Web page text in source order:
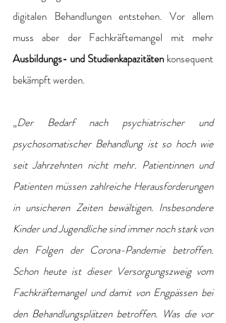
digitalen Behandlungen entstehen. Vor allem
Ausbildungs- und Studienkapazitäten konsequent
bekämpft werden.
„Der Bedarf nach psychiatrischer und
psychosomatischer Behandlung ist so hoch wie
seit Jahrzehnten nicht mehr. Patientinnen und
Patienten müssen zahlreiche Herausforderungen
in unsicheren Zeiten bewältigen. Insbesondere
Kinder und Jugendliche sind immer noch stark von
den Folgen der Corona-Pandemie betroffen.
Schon heute ist dieser Versorgungszweig vom
Fachkräftemangel und damit von Engpässen bei
den Behandlungsplätzen betroffen. Was die vor